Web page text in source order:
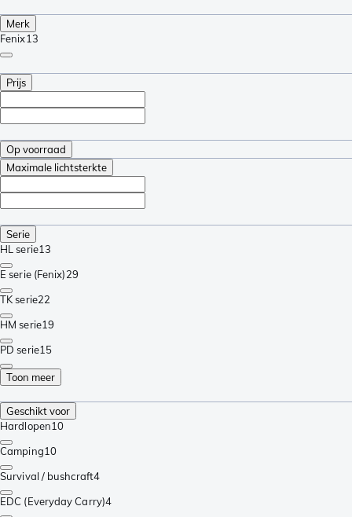
Merk
Fenix13
Prijs
Op voorraad
Maximale lichtsterkte
Serie
HL serie13
E serie (Fenix)29
TK serie22
HM serie19
PD serie15
Toon meer
Geschikt voor
Hardlopen10
Camping10
Survival / bushcraft4
EDC (Everyday Carry)4